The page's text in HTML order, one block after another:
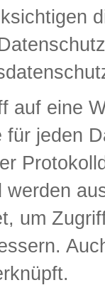
auf eine
für jeden
werden
um